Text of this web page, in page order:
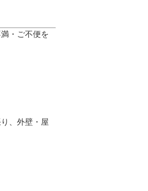
・ご不便を
、外壁・屋